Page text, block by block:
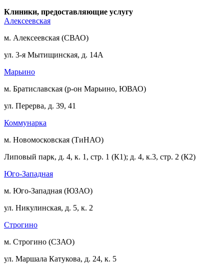
Клиники, предоставляющие услугу
Алексеевская
м. Алексеевская (СВАО)
ул. 3-я Мытищинская, д. 14А
Марьино
м. Братиславская (р-он Марьино, ЮВАО)
ул. Перерва, д. 39, 41
Коммунарка
м. Новомосковская (ТиНАО)
Липовый парк, д. 4, к. 1, стр. 1 (К1); д. 4, к.3, стр. 2 (К2)
Юго-Западная
м. Юго-Западная (ЮЗАО)
ул. Никулинская, д. 5, к. 2
Строгино
м. Строгино (СЗАО)
ул. Маршала Катукова, д. 24, к. 5